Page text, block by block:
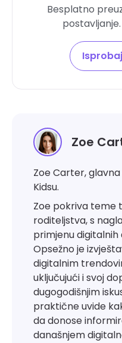
Besplatno
Zoe
Zoe Carter,
Kidsu.
Zoe pokriva teme
roditeljstva, s
primjenu digitalnih
Opsežno je
digitalnim
uključujući i svoj
dugogodišnjim
praktične uvide
da donose
današnjem